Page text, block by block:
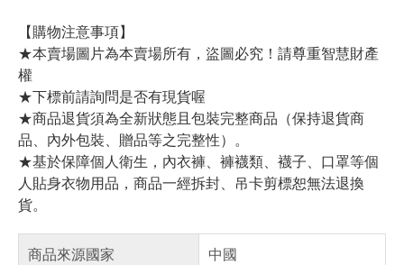
【購物注意事項】
★本賣場圖片為本賣場所有，盜圖必究！請尊重智慧財產
權
★下標前請詢問是否有現貨喔
★商品退貨須為全新狀態且包裝完整商品（保持退貨商
品、內外包裝、贈品等之完整性）。
★基於保障個人衛生，內衣褲、褲襪類、襪子、口罩等個
人貼身衣物用品，商品一經拆封、吊卡剪標恕無法退換
貨。
商品來源國家
中國